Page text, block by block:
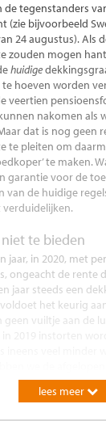
de tegenstanders
(zie bijvoorbeeld
24 augustus). Als
zouden mogen
huidige
hoeven worden
veertien
nakomen als
dat is nog geen
te pleiten om
te maken.
garantie voor de
van de huidige
te bieden
jaar, in 2020, met
ongeacht de rente
jaar steeds een
het keurig
vuiltje aan de
dan onder de
en alsnoglees meer